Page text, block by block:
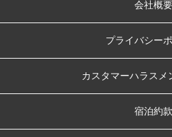
会社概要
プライバシー
カスタマーハラスメ
宿泊約款